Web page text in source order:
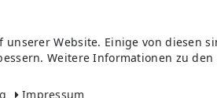
unserer Website. Einige von diesen
Weitere Informationen zu
Impressum